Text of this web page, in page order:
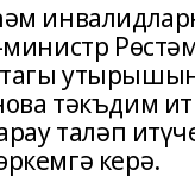
тәкъдим
таләп
керә.